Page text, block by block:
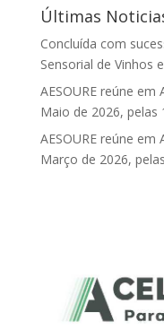
Últimas
Concluída com
Sensorial de Vinhos
AESOURE reúne
Maio de 2026, pelas
AESOURE reúne
Março de 2026,